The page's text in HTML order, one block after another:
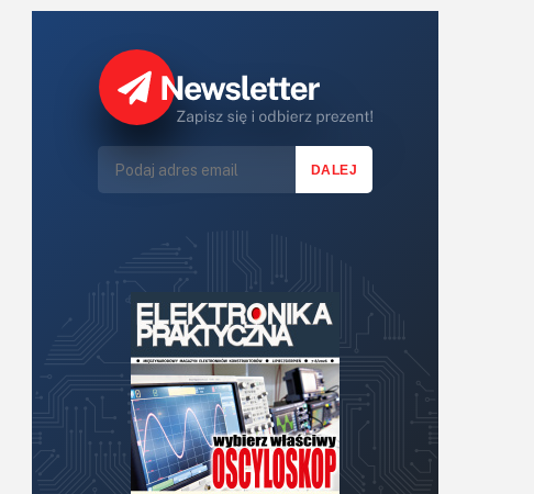
Koła Naukowe
Książki
Lasery
LED/LCD/OLED
Mechatronika
Narzędzia
Optoelektronika
PCB/Montaż
Podstawy elektroniki
Podzespoły bierne
Półprzewodniki